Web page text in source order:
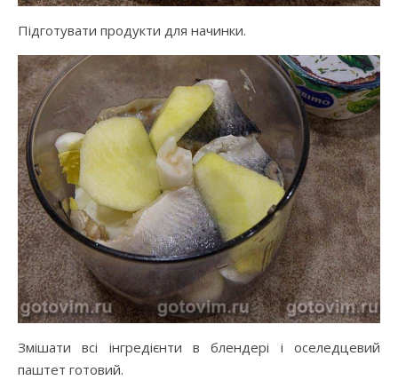
Підготувати продукти для начинки.
Змішати всі інгредієнти в блендері і оселедцевий
паштет готовий.